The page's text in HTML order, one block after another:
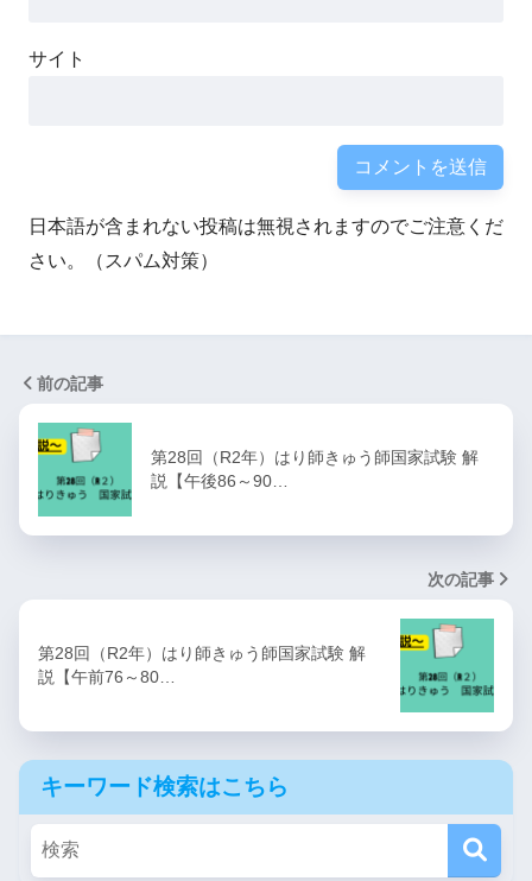
サイト
日本語が含まれない投稿は無視されますのでご注意くだ
さい。（スパム対策）
前の記事
第28回（R2年）はり師きゅう師国家試験 解
説【午後86～90…
次の記事
第28回（R2年）はり師きゅう師国家試験 解
説【午前76～80…
キーワード検索はこちら